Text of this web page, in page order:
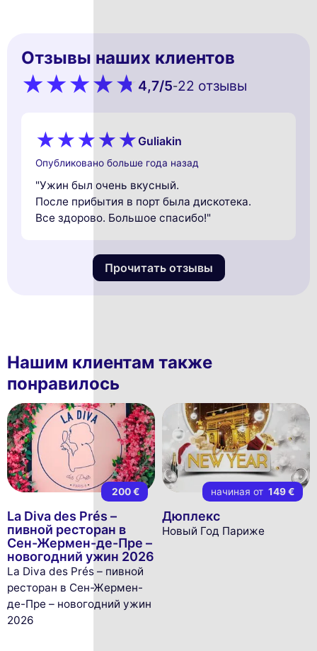
Отзывы наших клиентов
4,7/5-22 oтзывы
Guliakin
Опубликовано больше года назад
"Ужин был очень вкусный.
После прибытия в порт была дискотека.
Все здорово. Большое спасибо!"
Прочитать отзывы
Нашим клиентам также
понравилось
200 €
La Diva des Prés –
пивной ресторан в
Сен-Жермен-де-Пре –
новогодний ужин 2026
La Diva des Prés – пивной
ресторан в Сен-Жермен-
де-Пре – новогодний ужин
2026
начиная от 149 €
Дюплекс
Новый Год Париже